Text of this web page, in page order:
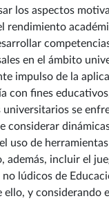
los aspectos
rendimiento
en el ámbito
impulso de la
con fines
universitarios se
considerar
uso de
además, incluir el
lúdicos de
ello, y considerando